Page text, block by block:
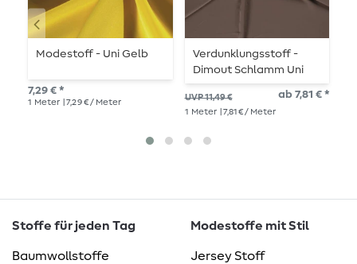
Modestoff - Uni Gelb
7,29 € *
1 Meter | 7,29 € / Meter
Verdunklungsstoff -
Dimout Schlamm Uni
UVP 11,49 € ab 7,81 € *
1 Meter | 7,81 € / Meter
Stoffe für jeden Tag
Baumwollstoffe
Modestoffe mit Stil
Jersey Stoff